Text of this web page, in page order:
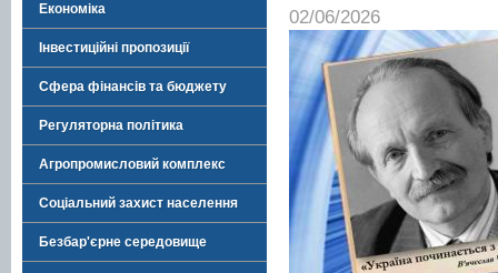
Економіка
Інвестиційні пропозиції
Сфера фінансів та бюджету
Регуляторна політика
Агропромисловий комплекс
Соціальний захист населення
Безбар'єрне середовище
02/06/2026